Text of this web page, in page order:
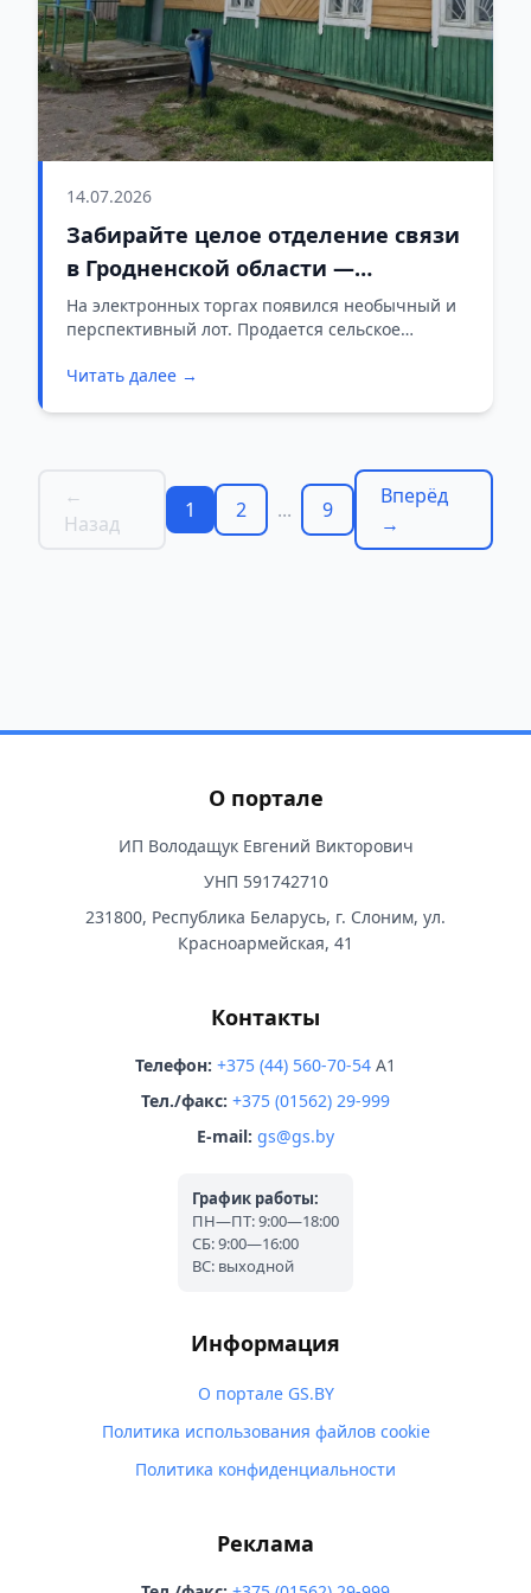
14.07.2026
Забирайте целое отделение связи
в Гродненской области —
отличный вариант под дачу или
свой бизнес
На электронных торгах появился необычный и
перспективный лот. Продается сельское
искали недорогую недвижимость за городом,
Читать далее →
←
Назад
1 2 ... 9
Вперёд
→
О портале
ИП Володащук Евгений Викторович
УНП 591742710
231800, Республика Беларусь, г. Слоним, ул.
Красноармейская, 41
Контакты
Телефон: +375 (44) 560-70-54 A1
Тел./факс: +375 (01562) 29-999
E-mail: gs@gs.by
График работы:
ПН—ПТ: 9:00—18:00
СБ: 9:00—16:00
ВС: выходной
Информация
О портале GS.BY
Политика использования файлов cookie
Политика конфиденциальности
Реклама